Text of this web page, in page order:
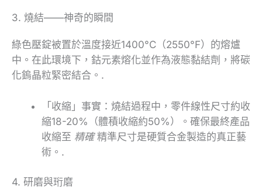
3. 燒結——神奇的瞬間
綠色壓錠被置於溫度接近1400°C（2550°F）的熔爐
中。在此環境下，鈷元素熔化並作為液態黏結劑，將碳
化鎢晶粒緊密結合。.
「收縮」事實：燒結過程中，零件線性尺寸約收
縮18-20%（體積收縮約50%）。確保最終產品
收縮至 精確精準尺寸是硬質合金製造的真正藝
術。.
4. 研磨與珩磨